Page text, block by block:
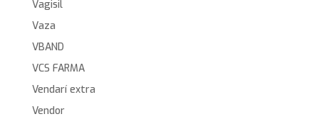
Vagisil
Vaza
VBAND
VCS FARMA
Vendarí extra
Vendor